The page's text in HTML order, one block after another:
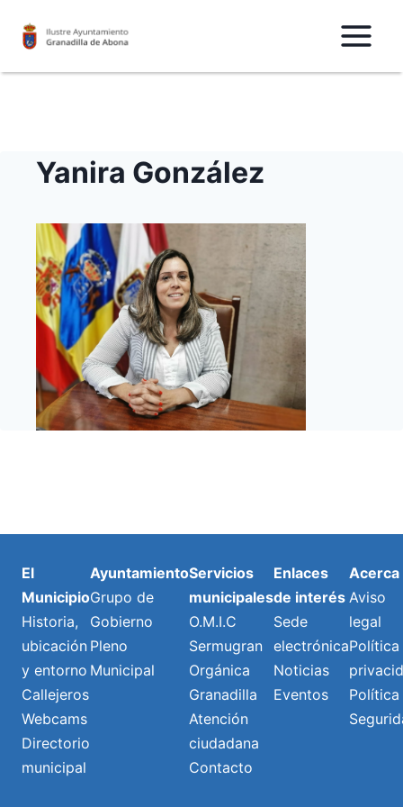
Yanira González
El
Municipio
Historia,
ubicación
y entorno
Callejeros
Webcams
Directorio
municipal
Ayuntamiento
Grupo de
Gobierno
Pleno
Municipal
Servicios
municipales
O.M.I.C
Sermugran
Orgánica
Granadilla
Atención
ciudadana
Contacto
Enlaces
de interés
Sede
electrónica
Noticias
Eventos
Acerca
Aviso
legal
Política
Política